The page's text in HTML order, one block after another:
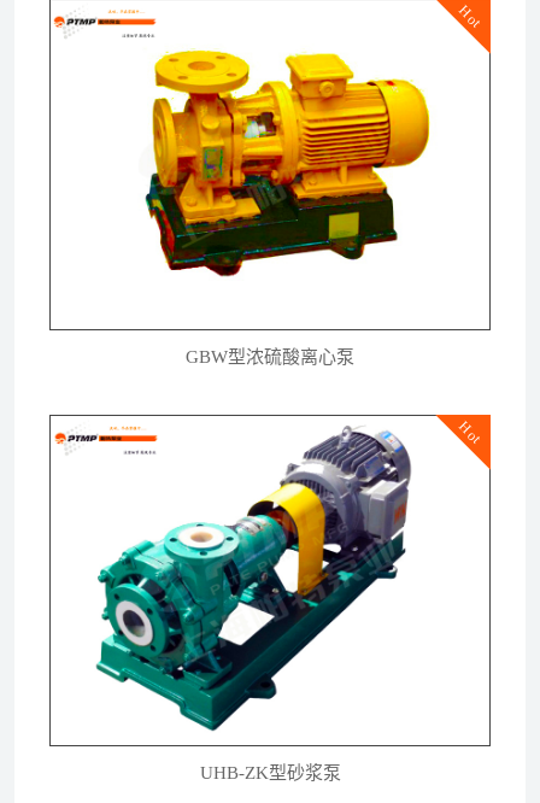
Hot
GBW型浓硫酸离心泵
Hot
UHB-ZK型砂浆泵